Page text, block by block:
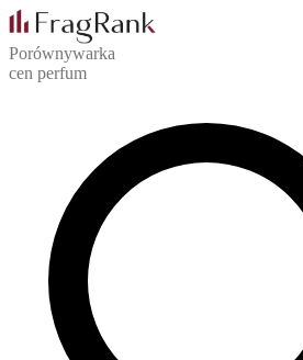
Porównywarka
cen perfum